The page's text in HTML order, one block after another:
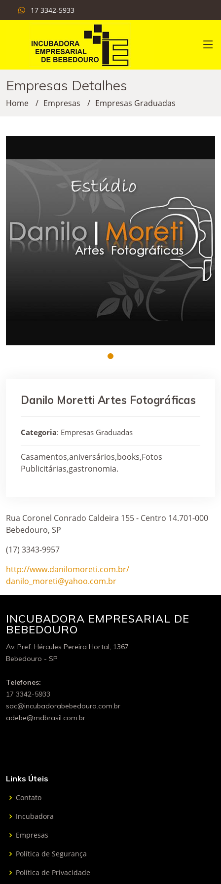
17 3342-5933
Empresas Detalhes
Home Empresas Empresas Graduadas
Danilo Moretti Artes Fotográficas
Categoria: Empresas Graduadas
Casamentos,aniversários,books,Fotos
Publicitárias,gastronomia.
Rua Coronel Conrado Caldeira 155 - Centro 14.701-000
Bebedouro, SP
(17) 3343-9957
http://www.danilomoreti.com.br/
danilo_moreti@yahoo.com.br
INCUBADORA EMPRESARIAL DE
BEBEDOURO
Av. Pref. Hércules Pereira Hortal, 1367
Bebedouro - SP
Telefones:
17 3342-5933
sac@incubadorabebedouro.com.br
adebe@mdbrasil.com.br
Links Úteis
Contato
Incubadora
Empresas
Política de Segurança
Política de Privacidade